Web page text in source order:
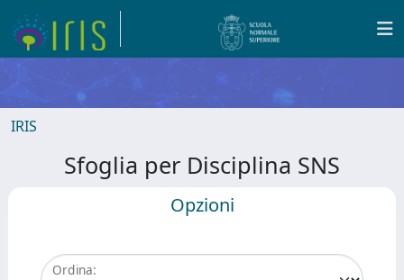
IRIS
Sfoglia per Disciplina SNS
Opzioni
Ordina: